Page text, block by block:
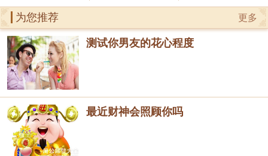
更多
为您推荐
测试你男友的花心程度
最近财神会照顾你吗